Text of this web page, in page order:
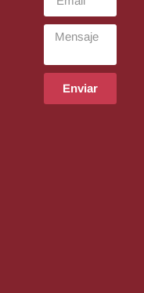
Enviar